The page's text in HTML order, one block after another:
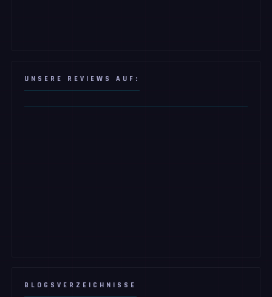
UNSERE REVIEWS AUF:
BLOGSVERZEICHNISSE